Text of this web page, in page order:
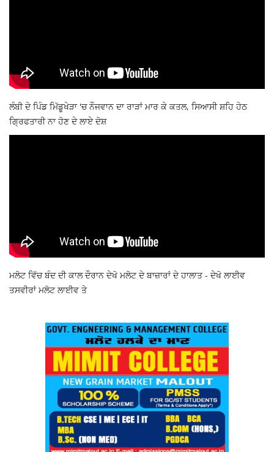
ਲੰਬੀ ਦੇ ਪਿੰਡ ਮਿੱਡੂਖੇੜਾ 'ਚ ਨੌਜਵਾਨ ਦਾ ਰਾੜਾਂ ਮਾਰ ਕੇ ਕਤਲ, ਸਿਆਸੀ ਸ਼ਹਿ ਹੇਠ
ਗ੍ਰਿਫਤਾਰੀ ਨਾ ਹੋਣ ਦੇ ਲਾਏ ਦੋਸ਼
ਮਲੋਟ ਵਿੱਚ ਬੰਦ ਦੀ ਕਾਲ ਦੌਰਾਨ ਦੇਖੋ ਮਲੋਟ ਦੇ ਬਾਜ਼ਾਰਾਂ ਦੇ ਹਾਲਾਤ - ਦੇਖੋ ਲਾਈਵ
ਤਸਵੀਰਾਂ ਮਲੋਟ ਲਾਈਵ ਤੇ